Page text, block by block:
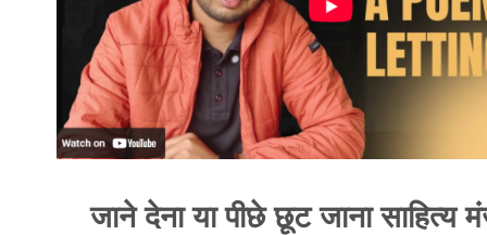
जाने देना या पीछे छूट जाना साहित्य